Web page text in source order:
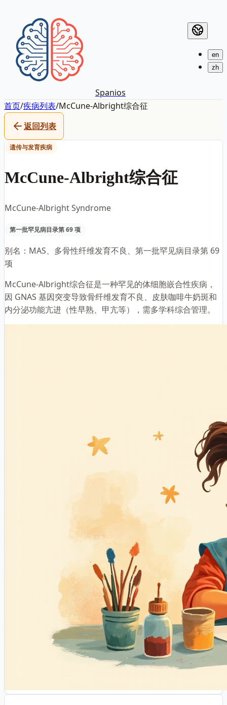
Spanios
en
zh
首页/疾病列表/McCune-Albright综合征
返回列表
遗传与发育疾病
McCune-Albright综合征
McCune-Albright Syndrome
第一批罕见病目录第 69 项
别名： MAS、多骨性纤维发育不良、第一批罕见病目录第 69
项
McCune-Albright综合征是一种罕见的体细胞嵌合性疾病，
因 GNAS 基因突变导致骨纤维发育不良、皮肤咖啡牛奶斑和
内分泌功能亢进（性早熟、甲亢等），需多学科综合管理。